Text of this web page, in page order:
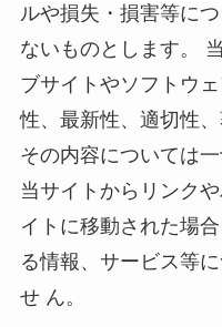
ルや損失・損害等に
ないものとします。
ブサイトやソフトウ
性、最新性、適切性
その内容については
当サイトからリンク
イトに移動された場
る情報、サービス等
せ ん。